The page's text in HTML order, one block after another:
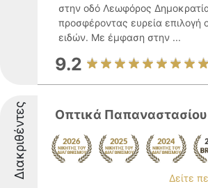
στην οδό Λεωφόρος
προσφέροντας ευρεία επιλογή
ειδών. Με έμφαση στην ...
9.2
Διακριθέντες Οπτικά Παπαναστασίου
Δείτε